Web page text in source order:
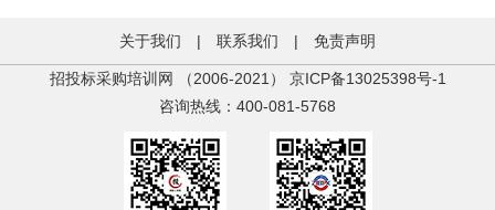
关于我们 | 联系我们 | 免责声明
招投标采购培训网 （2006-2021） 京ICP备13025398号-1
咨询热线：400-081-5768